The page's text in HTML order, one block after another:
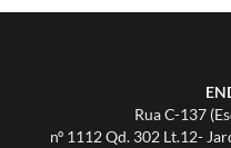
Rua C-137
nº 1112 Qd. 302 Lt.12-